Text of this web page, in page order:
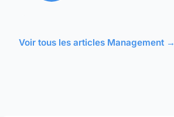
Voir tous les articles Management →